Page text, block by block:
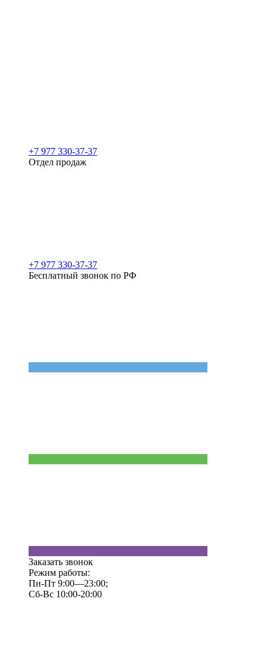
+7 977 330-37-37
Отдел продаж
+7 977 330-37-37
Бесплатный звонок по РФ
Заказать звонок
Режим работы:
Пн-Пт 9:00—23:00;
Сб-Вс 10:00-20:00